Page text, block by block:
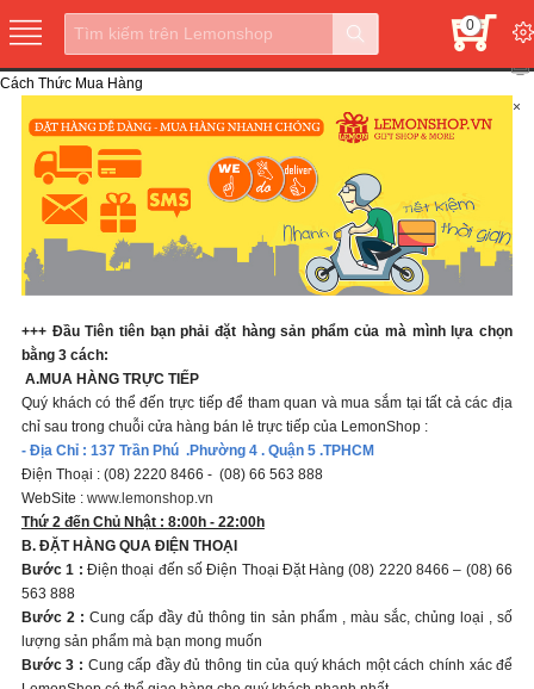
0
Cách Thức Mua Hàng
+++ Đầu Tiên tiên bạn phải đặt hàng sản phẩm của mà mình lựa chọn
bằng 3 cách:
A.MUA HÀNG TRỰC TIẾP
Quý khách có thể đến trực tiếp để tham quan và mua sắm tại tất cả các địa
chỉ sau trong chuỗi cửa hàng bán lẻ trực tiếp của LemonShop :
- Địa Chỉ : 137 Trần Phú .Phường 4 . Quận 5 .TPHCM
Điện Thoại : (08) 2220 8466 - (08) 66 563 888
WebSite : www.lemonshop.vn
Thứ 2 đến Chủ Nhật : 8:00h - 22:00h
B. ĐẶT HÀNG QUA ĐIỆN THOẠI
Bước 1 : Điện thoại đến số Điện Thoại Đặt Hàng (08) 2220 8466 – (08) 66
563 888
Bước 2 : Cung cấp đầy đủ thông tin sản phẩm , màu sắc, chủng loại , số
lượng sản phẩm mà bạn mong muốn
Bước 3 : Cung cấp đầy đủ thông tin của quý khách một cách chính xác để
×